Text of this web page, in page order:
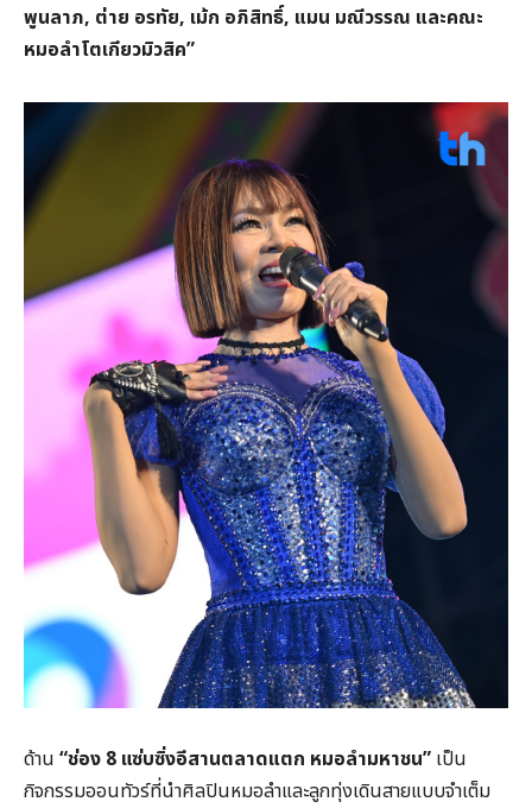
พูนลาภ, ต่าย อรทัย, เม้ก อภิสิทธิ์, แมน มณีวรรณ และคณะ
หมอลำโตเกียวมิวสิค”
ด้าน “ช่อง 8 แซ่บซิ่งอีสานตลาดแตก หมอลำมหาชน” เป็น
กิจกรรมออนทัวร์ที่นำศิลปินหมอลำและลูกทุ่งเดินสายแบบจำเต็ม